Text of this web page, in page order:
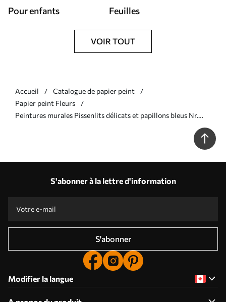
Pour enfants Feuilles
VOIR TOUT
Accueil
Catalogue de papier peint
Papier peint Fleurs
Peintures murales Pissenlits délicats et papillons bleus Nr.
S'abonner à la lettre d'information
S'abonner
Modifier la langue